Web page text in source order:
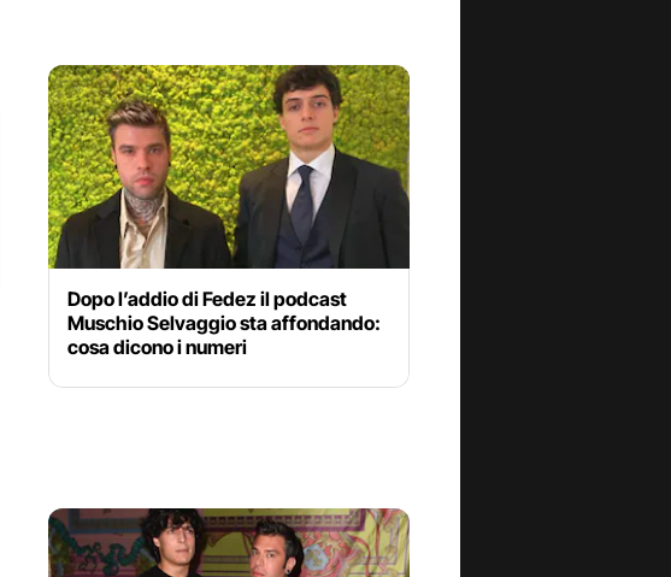
Dopo l’addio di Fedez il podcast
Muschio Selvaggio sta affondando:
cosa dicono i numeri